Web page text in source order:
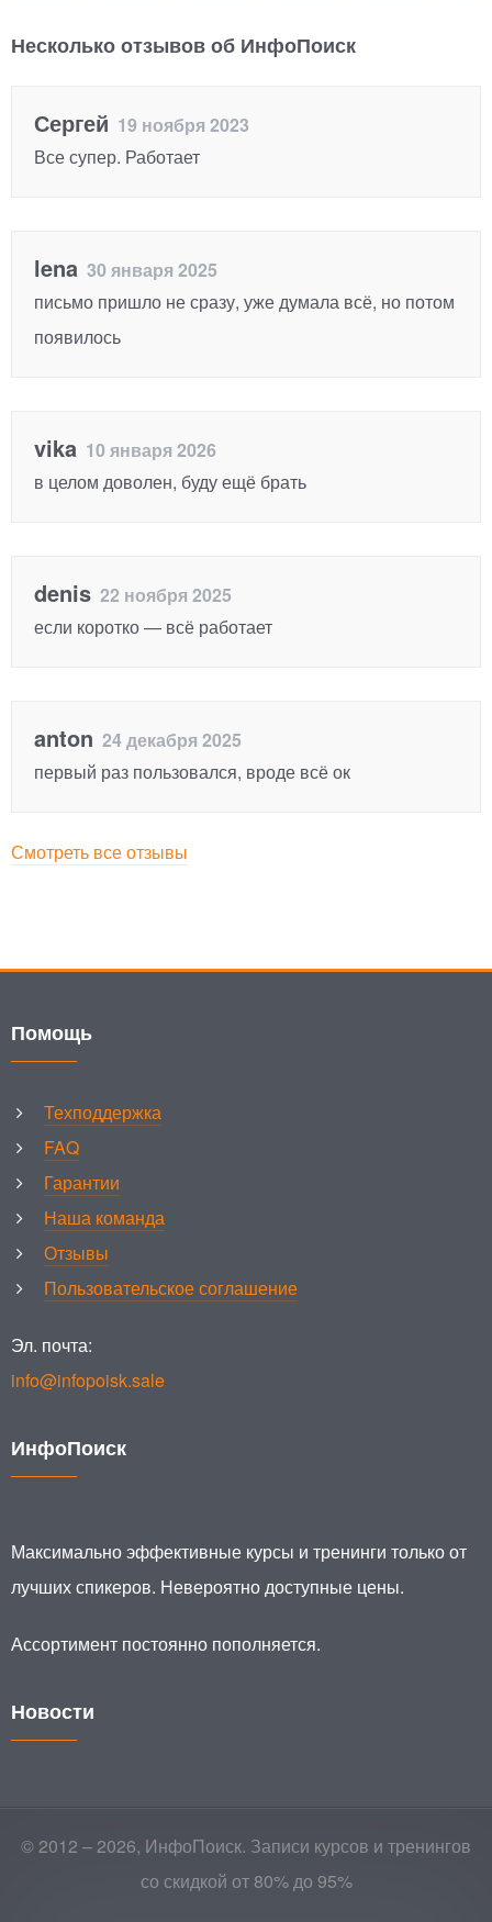
Несколько отзывов об ИнфоПоиск
Сергей 19 ноября 2023
Все супер. Работает
lena 30 января 2025
письмо пришло не сразу, уже думала всё, но потом
появилось
vika 10 января 2026
в целом доволен, буду ещё брать
denis 22 ноября 2025
если коротко — всё работает
anton 24 декабря 2025
первый раз пользовался, вроде всё ок
Смотреть все отзывы
Помощь
Техподдержка
FAQ
Гарантии
Наша команда
Отзывы
Пользовательское соглашение
Эл. почта:
info@infopoisk.sale
ИнфоПоиск
Максимально эффективные курсы и тренинги только от
лучших спикеров. Невероятно доступные цены.
Ассортимент постоянно пополняется.
Новости
© 2012 – 2026, ИнфоПоиск. Записи курсов и тренингов
со скидкой от 80% до 95%